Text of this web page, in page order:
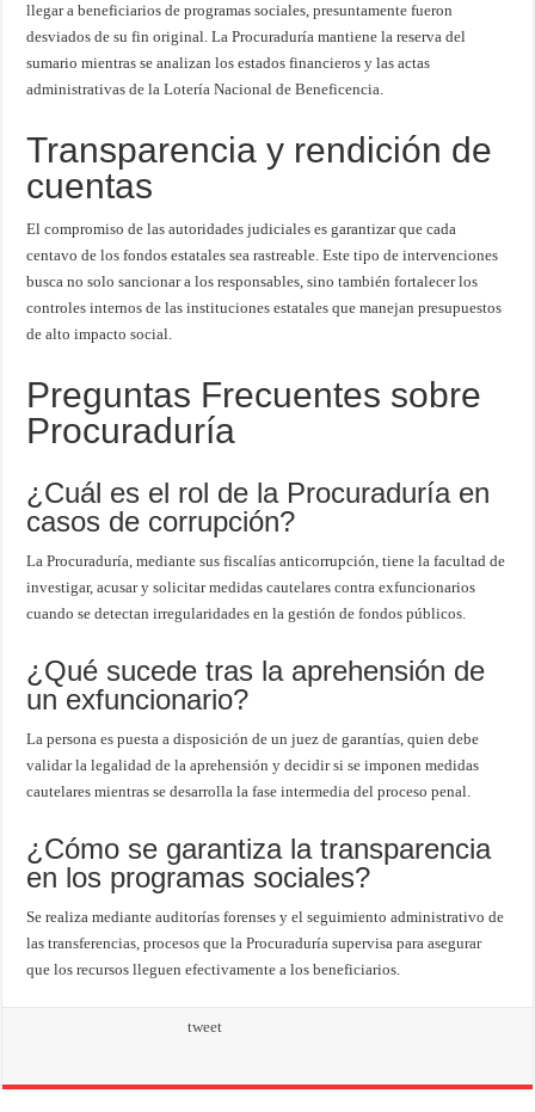
llegar a beneficiarios de programas sociales, presuntamente fueron
desviados de su fin original. La Procuraduría mantiene la reserva del
sumario mientras se analizan los estados financieros y las actas
administrativas de la Lotería Nacional de Beneficencia.
Transparencia y rendición de
cuentas
El compromiso de las autoridades judiciales es garantizar que cada
centavo de los fondos estatales sea rastreable. Este tipo de intervenciones
busca no solo sancionar a los responsables, sino también fortalecer los
controles internos de las instituciones estatales que manejan presupuestos
de alto impacto social.
Preguntas Frecuentes sobre
Procuraduría
¿Cuál es el rol de la Procuraduría en
casos de corrupción?
La Procuraduría, mediante sus fiscalías anticorrupción, tiene la facultad de
investigar, acusar y solicitar medidas cautelares contra exfuncionarios
cuando se detectan irregularidades en la gestión de fondos públicos.
¿Qué sucede tras la aprehensión de
un exfuncionario?
La persona es puesta a disposición de un juez de garantías, quien debe
validar la legalidad de la aprehensión y decidir si se imponen medidas
cautelares mientras se desarrolla la fase intermedia del proceso penal.
¿Cómo se garantiza la transparencia
en los programas sociales?
Se realiza mediante auditorías forenses y el seguimiento administrativo de
las transferencias, procesos que la Procuraduría supervisa para asegurar
que los recursos lleguen efectivamente a los beneficiarios.
tweet